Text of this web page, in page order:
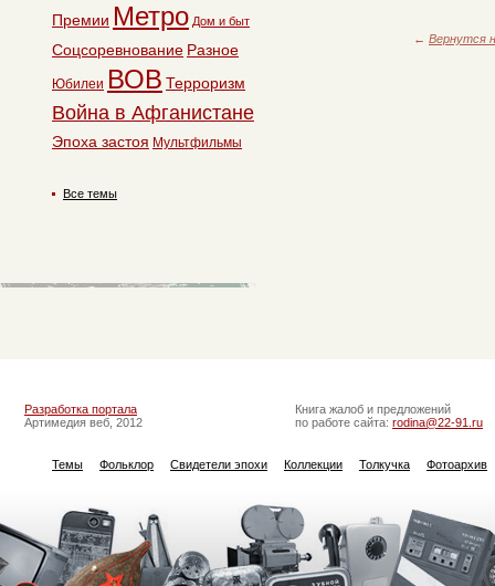
← Вернутся
Премии Метро Дом и быт
Соцсоревнование Разное
Юбилеи ВОВ Терроризм
Война в Афганистане
Эпоха застоя Мультфильмы
Все темы
Разработка портала
Артимедия веб, 2012
Книга жалоб и предложений
по работе сайта: rodina@22-91.ru
Темы Фольклор Свидетели эпохи Коллекции Толкучка Фотоархив